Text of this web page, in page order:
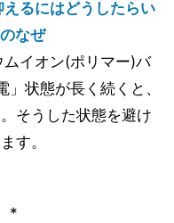
えるにはどうしたらい
なぜ
イオン(ポリマー)バ
状態が長く続くと、
そうした状態を避け
す。